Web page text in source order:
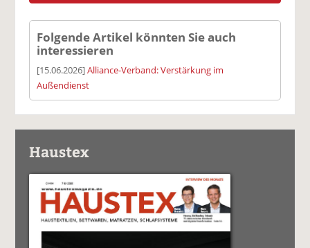
Folgende Artikel könnten Sie auch
interessieren
[15.06.2026]Alliance-Verband: Verstärkung im
Außendienst
Haustex